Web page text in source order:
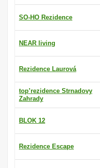
SO-HO Rezidence
NEAR living
Rezidence Laurová
top’rezidence Strnadovy
Zahrady
BLOK 12
Rezidence Escape